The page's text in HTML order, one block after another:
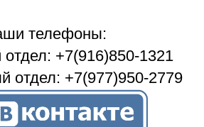
телефоны:
отдел: +7(916)850-1321
отдел: +7(977)950-2779